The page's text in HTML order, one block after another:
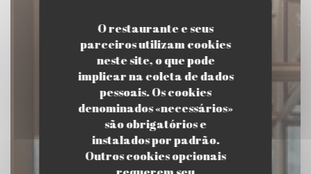
O restaurante e seus
parceiros utilizam cookies
neste site, o que pode
implicar na coleta de dados
pessoais. Os cookies
denominados «necessários»
são obrigatórios e
instalados por padrão.
Outros cookies opcionais